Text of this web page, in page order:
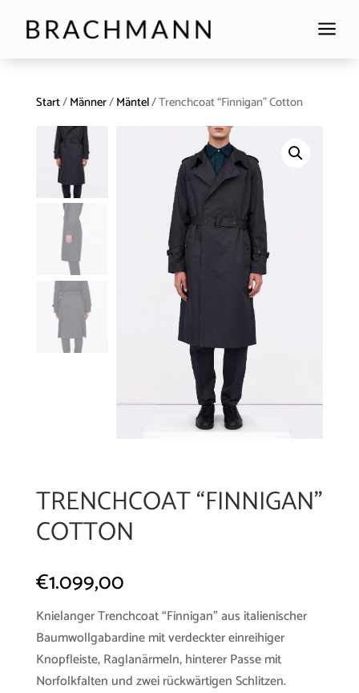
a
Start/Männer/Mäntel/ Trenchcoat “Finnigan” Cotton
TRENCHCOAT “FINNIGAN”
COTTON
€1.099,00
Knielanger Trenchcoat “Finnigan” aus italienischer
Baumwollgabardine mit verdeckter einreihiger
Knopfleiste, Raglanärmeln, hinterer Passe mit
Norfolkfalten und zwei rückwärtigen Schlitzen.